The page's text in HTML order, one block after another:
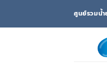
ยัง
ศูนย์รวมน้ำ